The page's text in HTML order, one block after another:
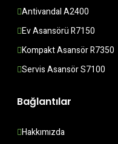
Antivandal A2400
Ev Asansörü R7150
Kompakt Asansör R7350
Servis Asansör S7100
Bağlantılar
Hakkımızda